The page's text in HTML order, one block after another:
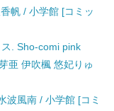
帆 / 小学館 [コミッ
. Sho-comi pink
亜 伊吹楓 悠妃りゅ
波風南 / 小学館 [コミ